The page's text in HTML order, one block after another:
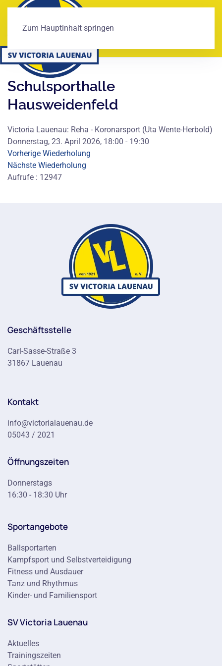
Zum Hauptinhalt springen
Schulsporthalle
Hausweidenfeld
Victoria Lauenau: Reha - Koronarsport (Uta Wente-Herbold)
Donnerstag, 23. April 2026, 18:00 - 19:30
Vorherige Wiederholung
Nächste Wiederholung
Aufrufe : 12947
Geschäftsstelle
Carl-Sasse-Straße 3
31867 Lauenau
Kontakt
info@victorialauenau.de
05043 / 2021
Öffnungszeiten
Donnerstags
16:30 - 18:30 Uhr
Sportangebote
Ballsportarten
Kampfsport und Selbstverteidigung
Fitness und Ausdauer
Tanz und Rhythmus
Kinder- und Familiensport
SV Victoria Lauenau
Aktuelles
Trainingszeiten